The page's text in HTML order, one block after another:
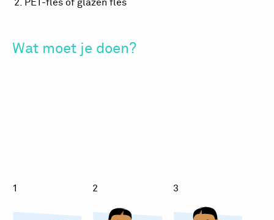
PET-fles of glazen fles
Wat moet je doen?
1 2 3